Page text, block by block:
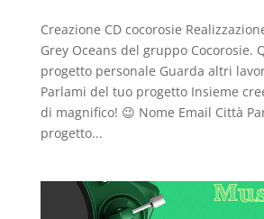
Creazione CD cocorosie
Grey Oceans del gruppo Cocorosie.
progetto personale Guarda altri
Parlami del tuo progetto Insieme
di magnifico! 😉 Nome Email Città
progetto...